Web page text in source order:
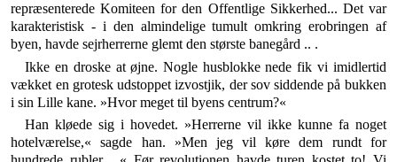
repræsente­rede Komiteen for den Offentlige Sikkerhed... Det var
karakteristisk - i den almindelige tumult omkring erobringen af
byen, havde sejrherrerne glemt den stør­ste banegård .. .
Ikke en droske at øjne. Nogle husblokke nede fik vi imidlertid
vækket en grotesk udstoppet izvostjik, der sov siddende på bukken
i sin Lille kane. »Hvor meget til byens centrum?«
Han kløede sig i hovedet. »Herrerne vil ikke kunne fa noget
hotelværelse,« sagde han. »Men jeg vil køre dem rundt for